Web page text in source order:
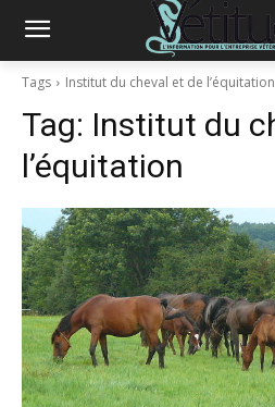
Tags Institut du cheval et de l’équitation
Tag: Institut du
l’équitation